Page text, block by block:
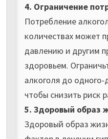
4. Ограничение
Потребление
количествах может
давлению и другим
здоровьем.
алкоголя до одного-
чтобы снизить риск
5. Здоровый образ
Здоровый образ